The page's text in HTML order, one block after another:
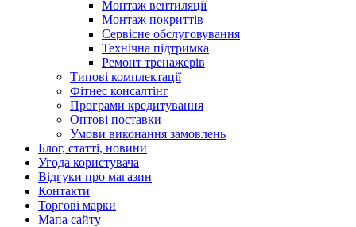
Монтаж вентиляції
Монтаж покриттів
Сервісне обслуговування
Технічна підтримка
Ремонт тренажерів
Типові комплектації
Фітнес консалтінг
Програми кредитування
Оптові поставки
Умови виконання замовлень
Блог, статті, новини
Угода користувача
Відгуки про магазин
Контакти
Торгові марки
Мапа сайту